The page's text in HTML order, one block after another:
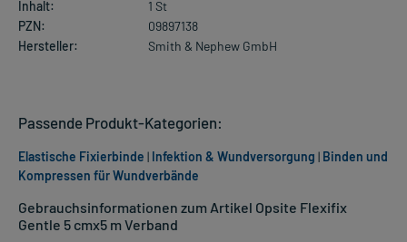
Inhalt:
1 St
PZN:
09897138
Hersteller:
Smith & Nephew GmbH
Gebrauchsinformationen zum Artikel Opsite Flexifix
Gentle 5 cmx5 m Verband
Passende Produkt-Kategorien:
Elastische Fixierbinde | Infektion & Wundversorgung | Binden und
Kompressen für Wundverbände